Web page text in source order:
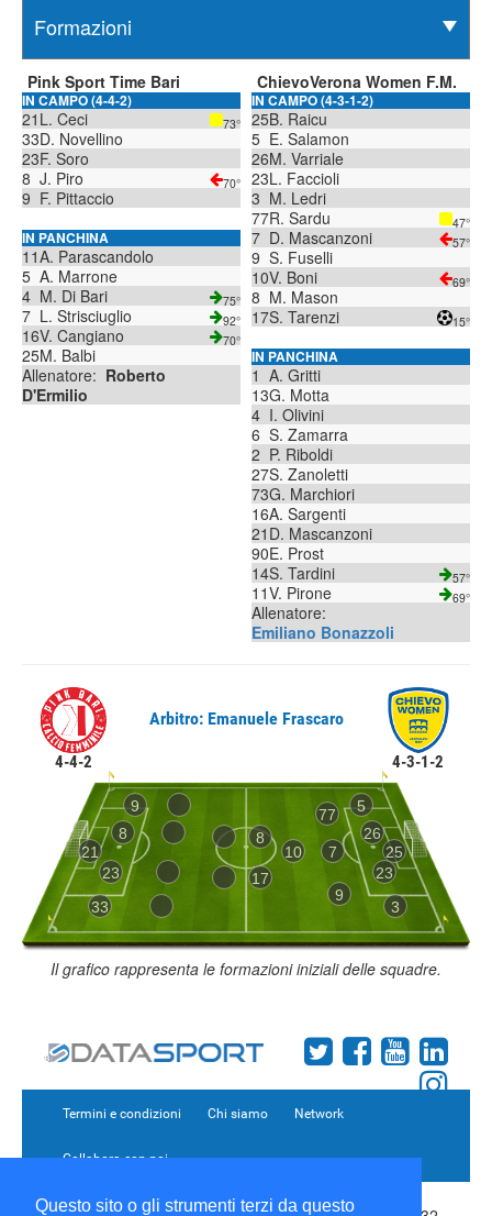
Questo sito o gli strumenti terzi da questo
Pink Sport Time Bari
IN CAMPO (4-4-2)
21 L. Ceci 73°
33D. Novellino
23F. Soro
8 J. Piro 70°
9 F. Pittaccio
IN PANCHINA
11A. Parascandolo
5 A. Marrone
4 M. Di Bari 75°
7 L. Strisciuglio 92°
16V. Cangiano 70°
25M. Balbi
Allenatore: Roberto
D'Ermilio
ChievoVerona Women F.M.
IN CAMPO (4-3-1-2)
25B. Raicu
5 E. Salamon
26M. Varriale
23L. Faccioli
3 M. Ledri
77R. Sardu 47°
7 D. Mascanzoni 57°
9 S. Fuselli
10V. Boni 69°
8 M. Mason
17S. Tarenzi 15°
IN PANCHINA
1 A. Gritti
13G. Motta
4 I. Olivini
6 S. Zamarra
2 P. Riboldi
27S. Zanoletti
73G. Marchiori
16A. Sargenti
21 D. Mascanzoni
90E. Prost
14S. Tardini 57°
11V. Pirone 69°
Allenatore:
Emiliano Bonazzoli
4-4-2
Arbitro: Emanuele Frascaro
4-3-1-2
21 25
33
5
23
26
8
23
9
3
77
7
9
10
8
17
Il grafico rappresenta le formazioni iniziali delle squadre.
Termini e condizioni Chi siamo Network
Collabora con noi